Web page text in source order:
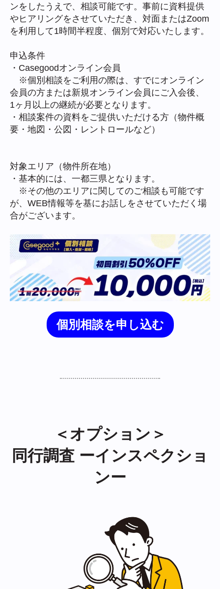
ンをしたうえで、相談可能です。事前に資料提供
やヒアリングをさせていただき、対面またはZoom
を利用して1時間半程度、個別で対応いたします。
申込条件
・Casegoodオンライン会員
※個別相談をご利用の際は、すでにオンライン
会員の方または新規オンライン会員にご入会後、
1ヶ月以上の継続が必要となります。
・相談案件の資料をご提供いただける方（物件概
要・地図・公図・レントロールなど）
対象エリア（物件所在地）
・基本的には、一都三県となります。
※その他のエリアに関してのご相談も可能です
が、WEB情報等を基にお話しをさせていただく場
合がございます。
個別相談を申し込む
＜オプション＞
同行調査 ーインスペクショ
ンー